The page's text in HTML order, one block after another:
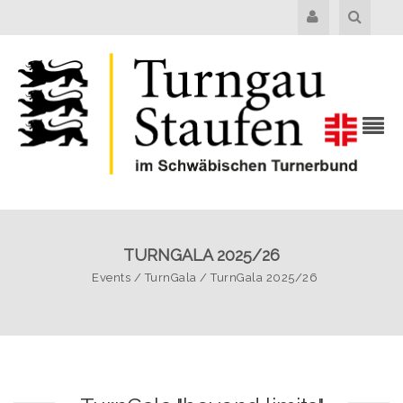
TURNGALA 2025/26
Events /TurnGala /TurnGala 2025/26